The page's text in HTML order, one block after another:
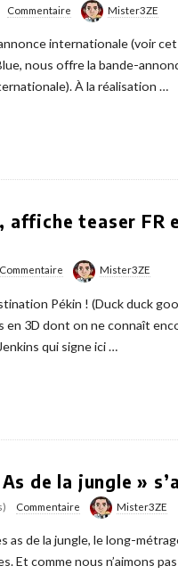
Commentaire Mister3ZE
internationale (voir
nous offre la bande-
À la réalisation …
teaser FR
Commentaire Mister3ZE
Pékin ! (Duck duck
en 3D dont on ne connaît
qui signe ici…
de la jungle »
Commentaire Mister3ZE
as de la jungle, le long-
Et comme nous n’aimons